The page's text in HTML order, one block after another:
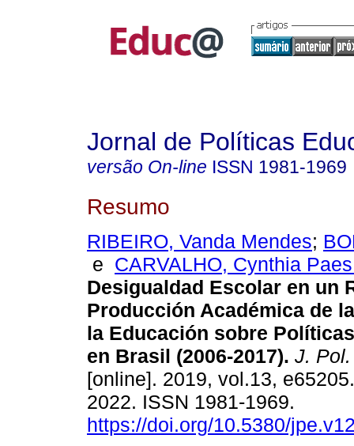
Jornal de Políticas
versão On-line ISSN 1981-1969
Resumo
RIBEIRO, Vanda Mendes;
e CARVALHO, Cynthia
Desigualdad Escolar en un
Producción Académica de
la Educación sobre
en Brasil (2006-2017). J.
[online]. 2019, vol.13,
2022. ISSN 1981-1969.
https://doi.org/10.5380/